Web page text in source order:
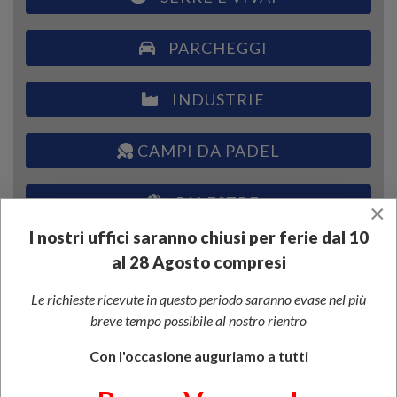
PARCHEGGI
INDUSTRIE
CAMPI DA PADEL
PALESTRE
CHIESE
UFFICI
ALBERGHI
×
I nostri uffici saranno chiusi per ferie dal 10
al 28 Agosto compresi
Le richieste ricevute in questo periodo saranno evase nel più
breve tempo possibile al nostro rientro
Con l'occasione auguriamo a tutti